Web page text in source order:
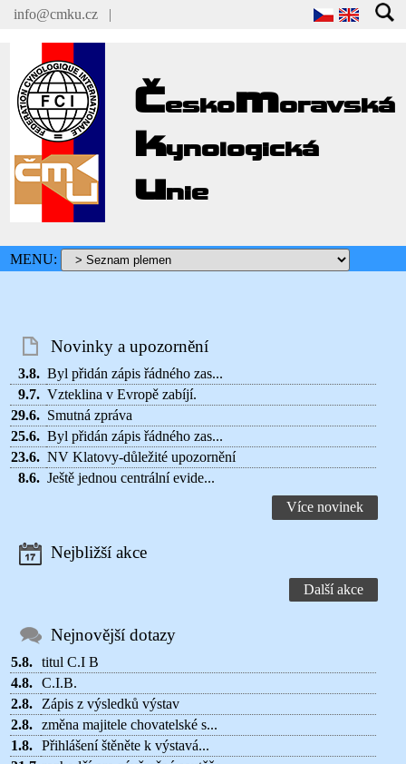
info@cmku.cz |
Českomoravská
kynologická
unie
MENU:
Novinky a upozornění
3.8. Byl přidán zápis řádného zas...
9.7. Vzteklina v Evropě zabíjí.
29.6. Smutná zpráva
25.6. Byl přidán zápis řádného zas...
23.6. NV Klatovy-důležité upozornění
8.6. Ještě jednou centrální evide...
Více novinek
Nejbližší akce
Další akce
Nejnovější dotazy
5.8. titul C.I B
4.8. C.I.B.
2.8.
Zápis z výsledků výstav
2.8. změna majitele chovatelské s...
1.8. Přihlášení štěněte k výstavá...